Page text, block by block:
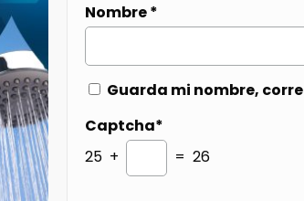
Nombre*
Guarda mi nombre,
Captcha*
25 +
= 26